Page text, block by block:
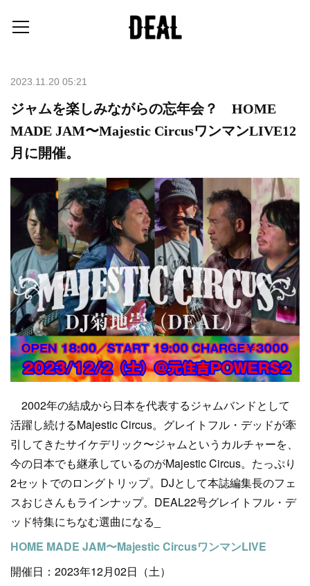
2023.11.20 05:21
ジャムを楽しみながらの忘年会？ HOME
MADE JAM〜Majestic CircusワンマンLIVE12
月に開催。
2002年の結成から日本を代表するジャムバンドとして
活躍し続けるMajestic Circus。グレイトフル・デッドが牽
引してきたサイケデリック〜ジャムというカルチャーを、
今の日本でも継承しているのがMajestic Circus。たっぷり
2セットでのロングトリップ。DJとして本誌編集長のフェ
スおじさんもラインナップ。DEAL22号グレイトフル・デ
ッド特集にちなむ選曲になる_
HOME MADE JAM〜Majestic CircusワンマンLIVE
開催日：2023年12月02日（土）